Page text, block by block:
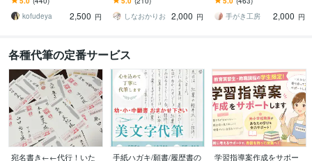
筒の宛名書きもサービス
します！
kofudeya
2,500 円
お好きな文字で♪イラスト
もOKです☆
しなおかりお
2,000 円
書、宛名書き、命名書、
賞状など代筆致します
手がき工房
2,000 円
各種代筆の定番サービス
宛名書き←←代行！いた
手紙ハガキ/願書/履歴書の
学習指導案作成をサポー